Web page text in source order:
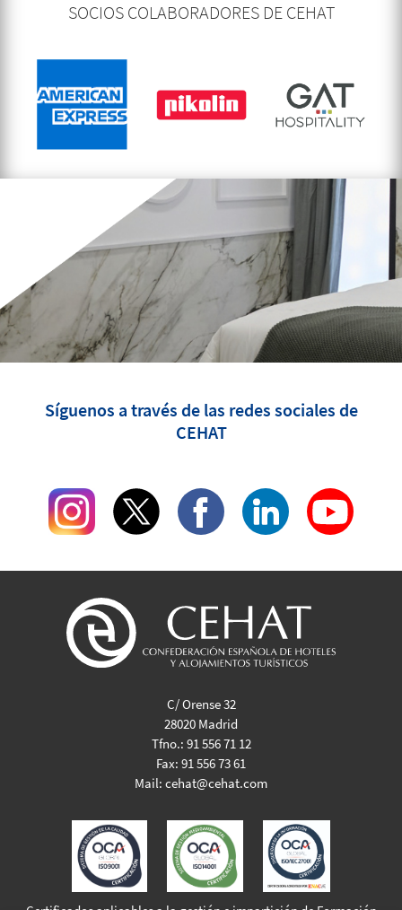
SOCIOS COLABORADORES DE CEHAT
Síguenos a través de las redes sociales de
CEHAT
C/ Orense 32
28020 Madrid
Tfno.: 91 556 71 12
Fax: 91 556 73 61
Mail: cehat@cehat.com